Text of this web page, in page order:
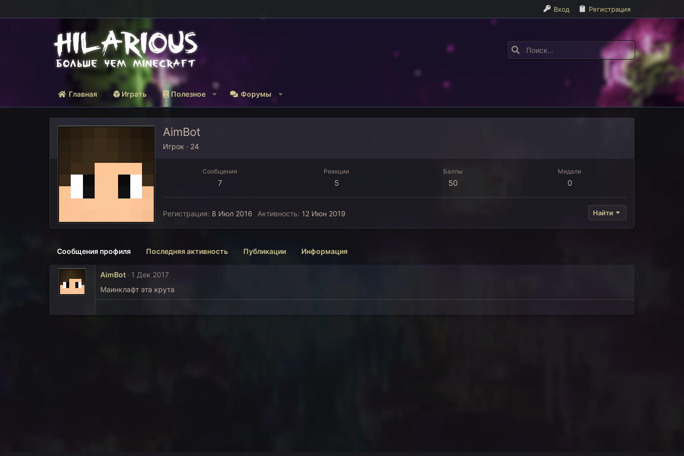
Вход Регистрация
Главная Играть Полезное Форумы
AimBot
Игрок · 24
Сообщения
7
Реакции
5
Баллы
50
Медали
0
Регистрация 8 Июл 2016 Активность 12 Июн 2019 Найти
Сообщения профиля Последняя активность Публикации Информация
AimBot
1 Дек 2017
Маинклафт эта крута